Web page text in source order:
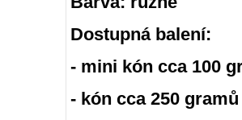
Dostupná balení:
- mini kón cca 100
- kón cca 250